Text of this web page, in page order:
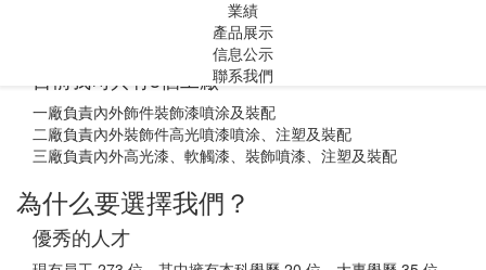
業績
產品展示
信息公示
聯系我們
園區海奕路成功擴建并更名為“上海炎壘汽車零部件有限公司”，
現公司擁有一支一流的技術和管理團隊，同時擁有一支能征善
目前我司共有3個工廠
一廠負責內外飾件裝飾漆噴涂及裝配
二廠負責內外裝飾件高光噴漆噴涂、注塑及裝配
三廠負責內外高光漆、軟觸漆、裝飾噴漆、注塑及裝配
為什么要選擇我們？
優秀的人才